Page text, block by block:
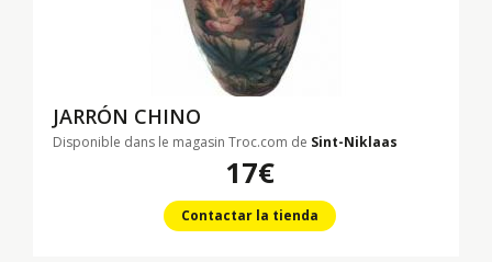
JARRÓN CHINO
Disponible dans le magasin Troc.com de Sint-Niklaas
17€
Contactar la tienda